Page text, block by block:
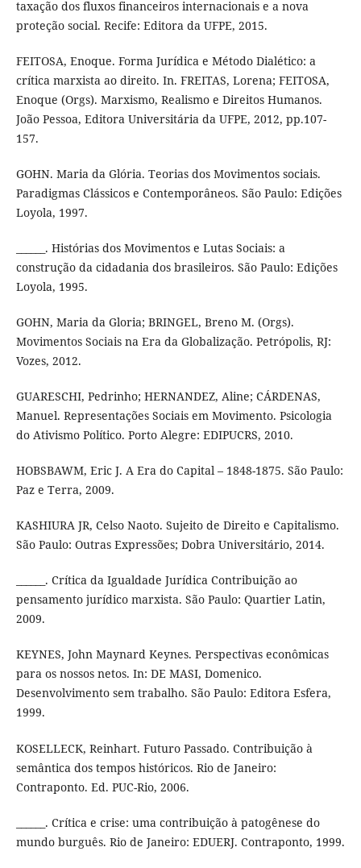
taxação dos fluxos financeiros internacionais e a nova
proteção social. Recife: Editora da UFPE, 2015.
FEITOSA, Enoque. Forma Jurídica e Método Dialético: a
crítica marxista ao direito. In. FREITAS, Lorena; FEITOSA,
Enoque (Orgs). Marxismo, Realismo e Direitos Humanos.
João Pessoa, Editora Universitária da UFPE, 2012, pp.107-
157.
GOHN. Maria da Glória. Teorias dos Movimentos sociais.
Paradigmas Clássicos e Contemporâneos. São Paulo: Edições
Loyola, 1997.
______. Histórias dos Movimentos e Lutas Sociais: a
construção da cidadania dos brasileiros. São Paulo: Edições
Loyola, 1995.
GOHN, Maria da Gloria; BRINGEL, Breno M. (Orgs).
Movimentos Sociais na Era da Globalização. Petrópolis, RJ:
Vozes, 2012.
GUARESCHI, Pedrinho; HERNANDEZ, Aline; CÁRDENAS,
Manuel. Representações Sociais em Movimento. Psicologia
do Ativismo Político. Porto Alegre: EDIPUCRS, 2010.
HOBSBAWM, Eric J. A Era do Capital – 1848-1875. São Paulo:
Paz e Terra, 2009.
KASHIURA JR, Celso Naoto. Sujeito de Direito e Capitalismo.
São Paulo: Outras Expressões; Dobra Universitário, 2014.
______. Crítica da Igualdade Jurídica Contribuição ao
pensamento jurídico marxista. São Paulo: Quartier Latin,
2009.
KEYNES, John Maynard Keynes. Perspectivas econômicas
para os nossos netos. In: DE MASI, Domenico.
Desenvolvimento sem trabalho. São Paulo: Editora Esfera,
1999.
KOSELLECK, Reinhart. Futuro Passado. Contribuição à
semântica dos tempos históricos. Rio de Janeiro:
Contraponto. Ed. PUC-Rio, 2006.
______. Crítica e crise: uma contribuição à patogênese do
mundo burguês. Rio de Janeiro: EDUERJ. Contraponto, 1999.